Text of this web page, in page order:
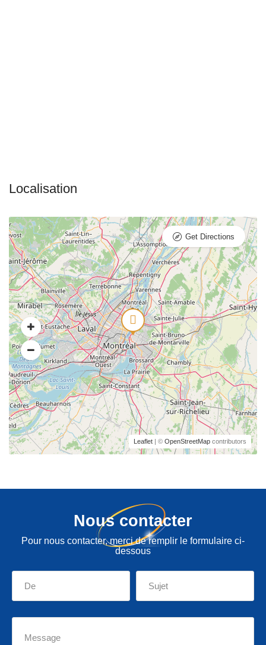
Leaflet | © OpenStreetMap contributors
Get Directions
Nous contacter
Pour nous contacter, merci de remplir le formulaire ci-
dessous